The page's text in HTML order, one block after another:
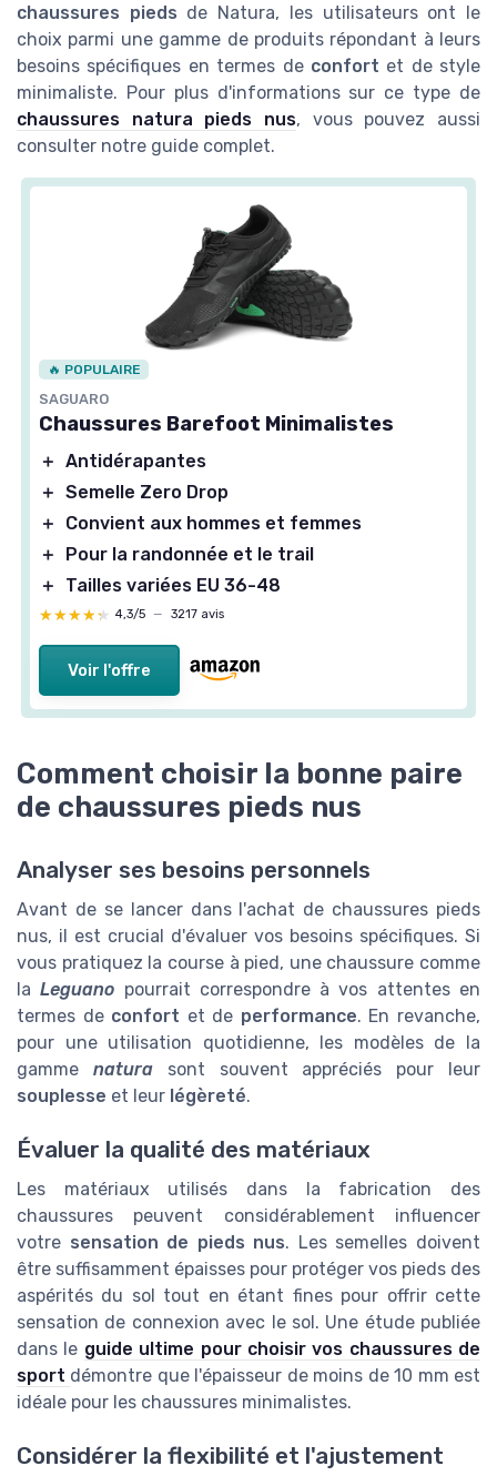
chaussures pieds de Natura, les utilisateurs ont le
choix parmi une gamme de produits répondant à leurs
besoins spécifiques en termes de confort et de style
minimaliste. Pour plus d'informations sur ce type de
chaussures natura pieds nus, vous pouvez aussi
consulter notre guide complet.
🔥 POPULAIRE
SAGUARO
Chaussures Barefoot Minimalistes
＋ Antidérapantes
＋ Semelle Zero Drop
＋
Convient aux hommes et femmes
＋
Pour la randonnée et le trail
＋
Tailles variées EU 36-48
★★★★★
★★★★★ 4,3/5 — 3217 avis
Voir l'offre
Comment choisir la bonne paire
de chaussures pieds nus
Analyser ses besoins personnels
Avant de se lancer dans l'achat de chaussures pieds
nus, il est crucial d'évaluer vos besoins spécifiques. Si
vous pratiquez la course à pied, une chaussure comme
laLeguano pourrait correspondre à vos attentes en
termes de confort et de performance. En revanche,
pour une utilisation quotidienne, les modèles de la
gamme naturasont souvent appréciés pour leur
souplesse et leur légèreté.
Évaluer la qualité des matériaux
Les matériaux utilisés dans la fabrication des
chaussures peuvent considérablement influencer
votre sensation de pieds nus. Les semelles doivent
être suffisamment épaisses pour protéger vos pieds des
aspérités du sol tout en étant fines pour offrir cette
sensation de connexion avec le sol. Une étude publiée
dans le guide ultime pour choisir vos chaussures de
sport démontre que l'épaisseur de moins de 10 mm est
idéale pour les chaussures minimalistes.
Considérer la flexibilité et l'ajustement